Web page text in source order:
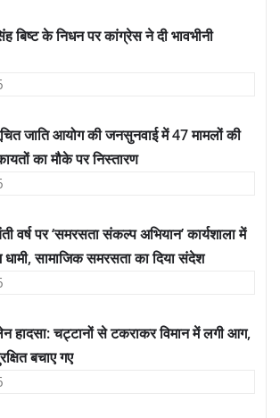
बिष्ट के निधन पर कांग्रेस ने दी भावभीनी
जाति आयोग की जनसुनवाई में 47 मामलों की
का मौके पर निस्तारण
वर्ष पर ‘समरसता संकल्प अभियान’ कार्यशाला में
धामी, सामाजिक समरसता का दिया संदेश
हादसा: चट्टानों से टकराकर विमान में लगी आग,
बचाए गए